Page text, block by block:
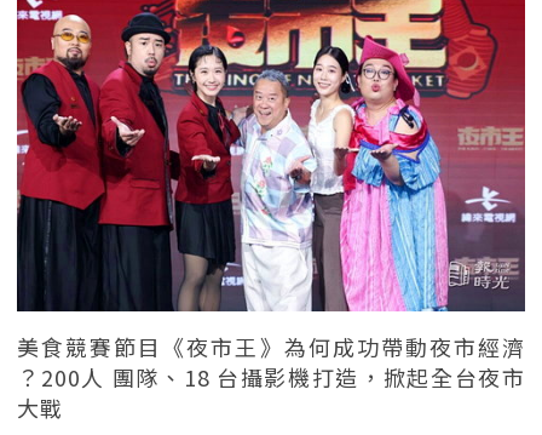
美食競賽節目《夜市王》為何成功帶動夜市經濟
？200人 團隊、18 台攝影機打造，掀起全台夜市
大戰